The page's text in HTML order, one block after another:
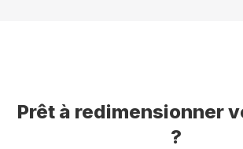
Prêt à redimensionner
?